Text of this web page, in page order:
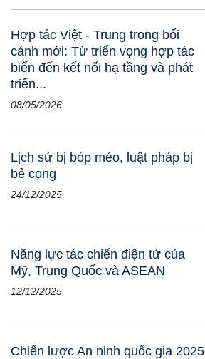
Hợp tác Việt - Trung trong bối
cảnh mới: Từ triển vọng hợp tác
biển đến kết nối hạ tầng và phát
triển...
08/05/2026
Lịch sử bị bóp méo, luật pháp bị
bẻ cong
24/12/2025
Năng lực tác chiến điện tử của
Mỹ, Trung Quốc và ASEAN
12/12/2025
Chiến lược An ninh quốc gia 2025